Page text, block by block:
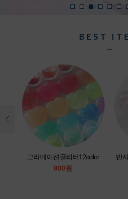
BEST
ㅡ
그라데이션글리터12color
800원
반